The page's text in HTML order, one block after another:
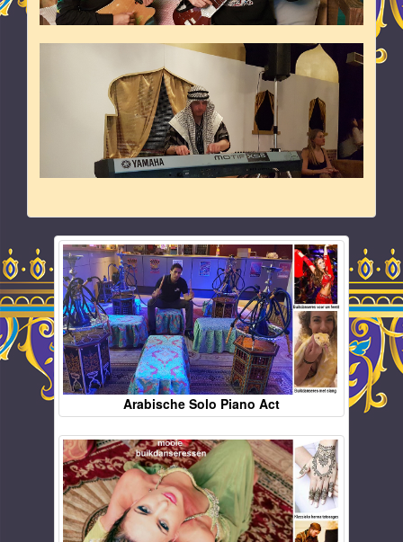
Arabische Solo Piano Act